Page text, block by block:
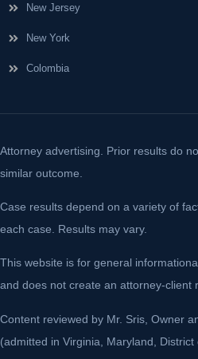
New Jersey
New York
Colombia
Attorney advertising. Prior results do
similar outcome.
Case results depend on a variety of
each case. Results may vary.
This website is for general
and does not create an attorney-client
Content reviewed by Mr. Sris, Owner
(admitted in Virginia, Maryland, District